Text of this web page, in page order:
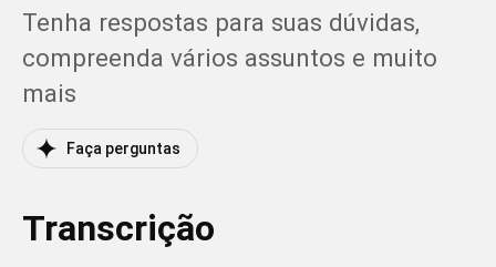
Tenha respostas para suas dúvidas,
compreenda vários assuntos e muito
mais
Faça perguntas
Transcrição